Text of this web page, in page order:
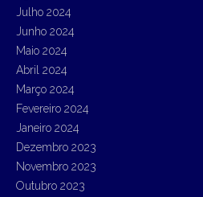
Julho 2024
Junho 2024
Maio 2024
Abril 2024
Março 2024
Fevereiro 2024
Janeiro 2024
Dezembro 2023
Novembro 2023
Outubro 2023